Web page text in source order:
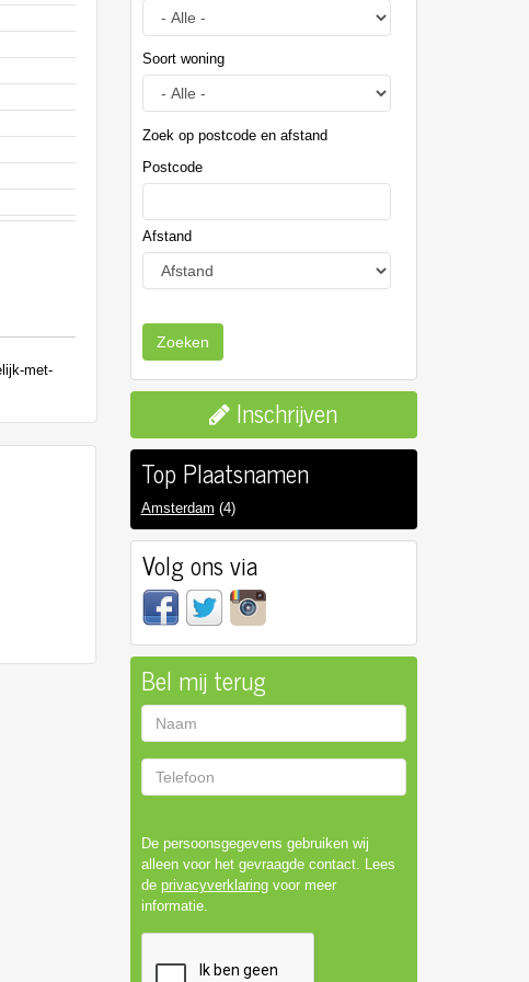
Soort woning
Zoek op postcode en afstand
Postcode
Afstand
Zoeken
Inschrijven
Top Plaatsnamen
Amsterdam (4)
Volg ons via
Bel mij terug
Naam
De persoonsgegevens gebruiken wij
alleen voor het gevraagde contact. Lees
de privacyverklaringvoor meer
informatie.